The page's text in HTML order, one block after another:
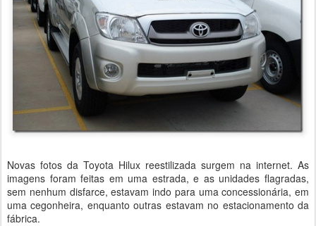
Novas fotos da Toyota Hilux reestilizada surgem na internet. As
imagens foram feitas em uma estrada, e as unidades flagradas,
sem nenhum disfarce, estavam indo para uma concessionária, em
uma cegonheira, enquanto outras estavam no estacionamento da
fábrica.